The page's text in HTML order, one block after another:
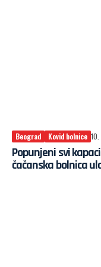
Beograd Kovid bolnice
Popunjeni svi
čačanska bolnica